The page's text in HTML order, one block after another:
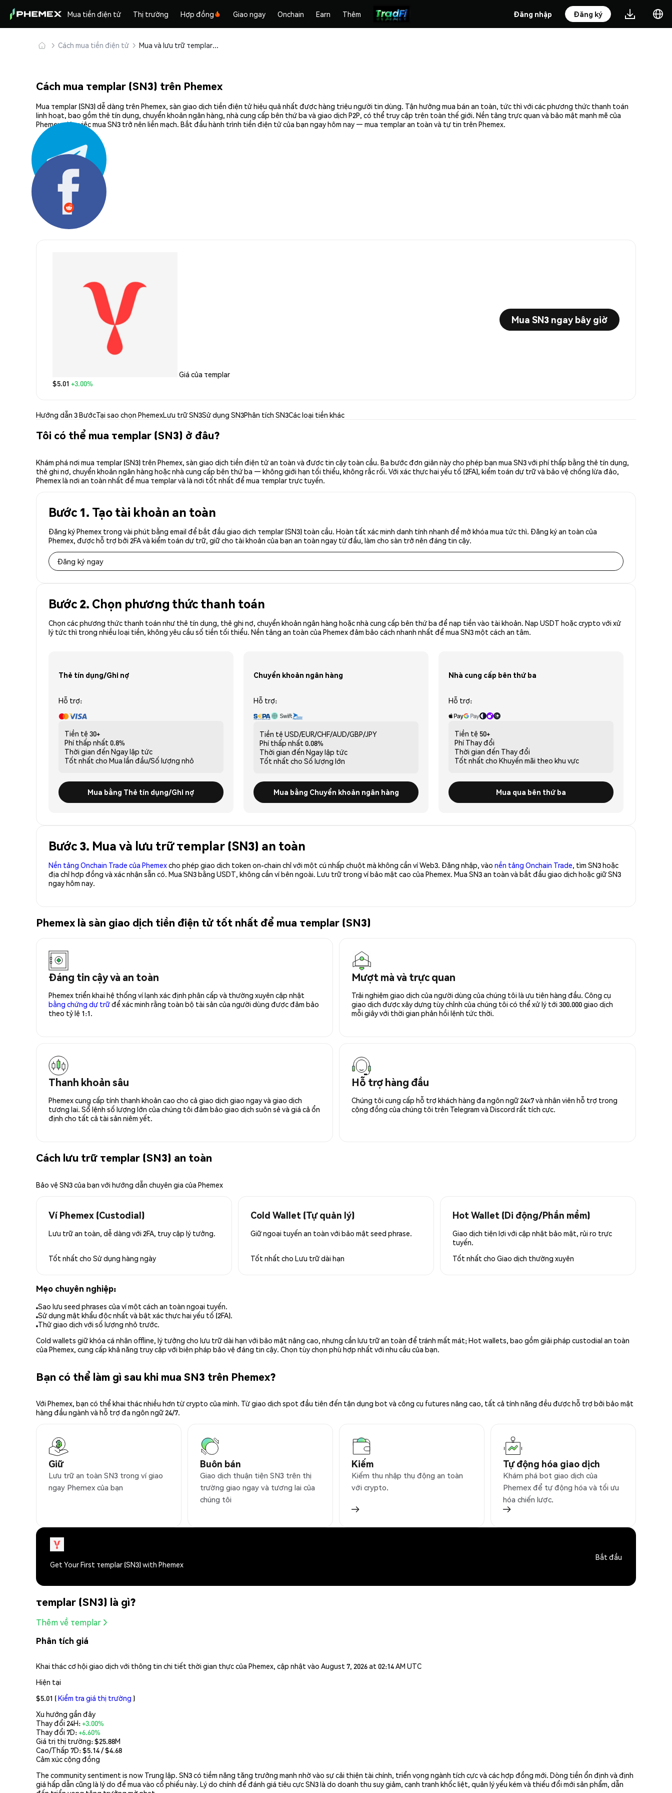
Mua tiền điện tử Thị trường Hợp đồng Giao ngay Onchain Earn Thêm Đăng nhập Đăng ký
Cách mua tiền điện tử Mua và lưu trữ τemplar (SN3) an toàn
Cách mua τemplar (SN3) trên Phemex
Mua τemplar (SN3) dễ dàng trên Phemex, sàn giao dịch tiền điện tử hiệu quả nhất được hàng triệu người tin dùng. Tận hưởng mua bán an toàn, tức thì với các phương thức thanh toán
linh hoạt, bao gồm thẻ tín dụng, chuyển khoản ngân hàng, nhà cung cấp bên thứ ba và giao dịch P2P, có thể truy cập trên toàn thế giới. Nền tảng trực quan và bảo mật mạnh mẽ của
Phemex giúp việc mua SN3 trở nên liền mạch. Bắt đầu hành trình tiền điện tử của bạn ngay hôm nay — mua τemplar an toàn và tự tin trên Phemex.
Chia sẻ:
Giá của τemplar
$5.01 +3.00%
Mua SN3 ngay bây giờ
Hướng dẫn 3 BướcTại sao chọn PhemexLưu trữ SN3Sử dụng SN3Phân tích SN3Các loại tiền khác
Tôi có thể mua τemplar (SN3) ở đâu?
Khám phá nơi mua τemplar (SN3) trên Phemex, sàn giao dịch tiền điện tử an toàn và được tin cậy toàn cầu. Ba bước đơn giản này cho phép bạn mua SN3 với phí thấp bằng thẻ tín dụng,
thẻ ghi nợ, chuyển khoản ngân hàng hoặc nhà cung cấp bên thứ ba — không giới hạn tối thiểu, không rắc rối. Với xác thực hai yếu tố (2FA), kiểm toán dự trữ và bảo vệ chống lừa đảo,
Phemex là nơi an toàn nhất để mua τemplar và là nơi tốt nhất để mua τemplar trực tuyến.
Bước 1. Tạo tài khoản an toàn
Đăng ký Phemex trong vài phút bằng email để bắt đầu giao dịch τemplar (SN3) toàn cầu. Hoàn tất xác minh danh tính nhanh để mở khóa mua tức thì. Đăng ký an toàn của
Phemex, được hỗ trợ bởi 2FA và kiểm toán dự trữ, giữ cho tài khoản của bạn an toàn ngay từ đầu, làm cho sàn trở nên đáng tin cậy.
Đăng ký ngay
Bước 2. Chọn phương thức thanh toán
Chọn các phương thức thanh toán như thẻ tín dụng, thẻ ghi nợ, chuyển khoản ngân hàng hoặc nhà cung cấp bên thứ ba để nạp tiền vào tài khoản. Nạp USDT hoặc crypto với xử
lý tức thì trong nhiều loại tiền, không yêu cầu số tiền tối thiểu. Nền tảng an toàn của Phemex đảm bảo cách nhanh nhất để mua SN3 một cách an tâm.
Thẻ tín dụng/Ghi nợ
Hỗ trợ:
Tiền tệ 30+
Phí thấp nhất 0.8%
Thời gian đến Ngay lập tức
Tốt nhất cho Mua lần đầu/Số lượng nhỏ
Mua bằng Thẻ tín dụng/Ghi nợ
Chuyển khoản ngân hàng
Hỗ trợ:
Tiền tệ USD/EUR/CHF/AUD/GBP/JPY
Phí thấp nhất 0.08%
Thời gian đến Ngay lập tức
Tốt nhất cho Số lượng lớn
Mua bằng Chuyển khoản ngân hàng
Nhà cung cấp bên thứ ba
Hỗ trợ:
Tiền tệ 50+
Phí Thay đổi
Thời gian đến Thay đổi
Tốt nhất cho Khuyến mãi theo khu vực
Mua qua bên thứ ba
Bước 3. Mua và lưu trữ τemplar (SN3) an toàn
Nền tảng Onchain Trade của Phemexcho phép giao dịch token on-chain chỉ với một cú nhấp chuột mà không cần ví Web3. Đăng nhập, vào nền tảng Onchain Trade, tìm SN3 hoặc
địa chỉ hợp đồng và xác nhận sẵn có. Mua SN3 bằng USDT, không cần ví bên ngoài. Lưu trữ trong ví bảo mật cao của Phemex. Mua SN3 an toàn và bắt đầu giao dịch hoặc giữ SN3
ngay hôm nay.
Phemex là sàn giao dịch tiền điện tử tốt nhất để mua τemplar (SN3)
Đáng tin cậy và an toàn
Phemex triển khai hệ thống ví lạnh xác định phân cấp và thường xuyên cập nhật
bằng chứng dự trữđể xác minh rằng toàn bộ tài sản của người dùng được đảm bảo
theo tỷ lệ 1:1.
Mượt mà và trực quan
Trải nghiệm giao dịch của người dùng của chúng tôi là ưu tiên hàng đầu. Công cụ
giao dịch được xây dựng tùy chỉnh của chúng tôi có thể xử lý tới 300.000 giao dịch
mỗi giây với thời gian phản hồi lệnh tức thời.
Thanh khoản sâu
Phemex cung cấp tính thanh khoản cao cho cả giao dịch giao ngay và giao dịch
tương lai. Sổ lệnh số lượng lớn của chúng tôi đảm bảo giao dịch suôn sẻ và giá cả ổn
định cho tất cả tài sản niêm yết.
Hỗ trợ hàng đầu
Chúng tôi cung cấp hỗ trợ khách hàng đa ngôn ngữ 24x7 và nhân viên hỗ trợ trong
cộng đồng của chúng tôi trên Telegram và Discord rất tích cực.
Cách lưu trữ τemplar (SN3) an toàn
Bảo vệ SN3 của bạn với hướng dẫn chuyên gia của Phemex
Ví Phemex (Custodial)
Lưu trữ an toàn, dễ dàng với 2FA, truy cập lý tưởng.
Tốt nhất cho Sử dụng hàng ngày
Cold Wallet (Tự quản lý)
Giữ ngoại tuyến an toàn với bảo mật seed phrase.
Tốt nhất cho Lưu trữ dài hạn
Hot Wallet (Di động/Phần mềm)
Giao dịch tiện lợi với cập nhật bảo mật, rủi ro trực
tuyến.
Tốt nhất cho Giao dịch thường xuyên
Mẹo chuyên nghiệp:
Sao lưu seed phrases của ví một cách an toàn ngoại tuyến.
Sử dụng mật khẩu độc nhất và bật xác thực hai yếu tố (2FA).
Thử giao dịch với số lượng nhỏ trước.
Cold wallets giữ khóa cá nhân offline, lý tưởng cho lưu trữ dài hạn với bảo mật nâng cao, nhưng cần lưu trữ an toàn để tránh mất mát; Hot wallets, bao gồm giải pháp custodial an toàn
của Phemex, cung cấp khả năng truy cập với biện pháp bảo vệ đáng tin cậy. Chọn tùy chọn phù hợp nhất với nhu cầu của bạn.
Bạn có thể làm gì sau khi mua SN3 trên Phemex?
Với Phemex, bạn có thể khai thác nhiều hơn từ crypto của mình. Từ giao dịch spot đầu tiên đến tận dụng bot và công cụ futures nâng cao, tất cả tính năng đều được hỗ trợ bởi bảo mật
hàng đầu ngành và hỗ trợ đa ngôn ngữ 24/7.
Giữ
Lưu trữ an toàn SN3 trong ví giao
ngay Phemex của bạn
Buôn bán
Giao dịch thuận tiện SN3 trên thị
trường giao ngay và tương lai của
chúng tôi
Kiếm
Kiếm thu nhập thụ động an toàn
với crypto.
Tự động hóa giao dịch
Khám phá bot giao dịch của
Phemex để tự động hóa và tối ưu
hóa chiến lược.
Get Your First τemplar (SN3) with Phemex
Bắt đầu
τemplar (SN3) là gì?
Thêm về τemplar
Phân tích giá
Khai thác cơ hội giao dịch với thông tin chi tiết thời gian thực của Phemex, cập nhật vào August 7, 2026 at 02:14 AM UTC
Hiện tại
$5.01 (Kiểm tra giá thị trường )
Xu hướng gần đây
Thay đổi 24H:+3.00%
Thay đổi 7D:+6.60%
Giá trị thị trường:$25.88M
Cao/Thấp 7D: $5.14/ $4.68
Cảm xúc cộng đồng
The community sentiment is now Trung lập. SN3 có tiềm năng tăng trưởng mạnh nhờ vào sự cải thiện tài chính, triển vọng ngành tích cực và các hợp đồng mới. Dòng tiền ổn định và định
giá hấp dẫn cũng là lý do để mua vào cổ phiếu này. Lý do chính để đánh giá tiêu cực SN3 là do doanh thu suy giảm, cạnh tranh khốc liệt, quản lý yếu kém và thiếu đổi mới sản phẩm, dẫn